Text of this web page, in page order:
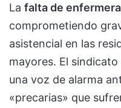
La falta de
comprometiendo
asistencial en las
mayores. El sindicato
una voz de alarma
«precarias» que